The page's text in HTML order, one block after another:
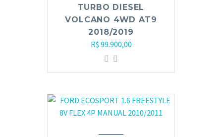
TURBO DIESEL
VOLCANO 4WD AT9
2018/2019
R$ 99.900,00